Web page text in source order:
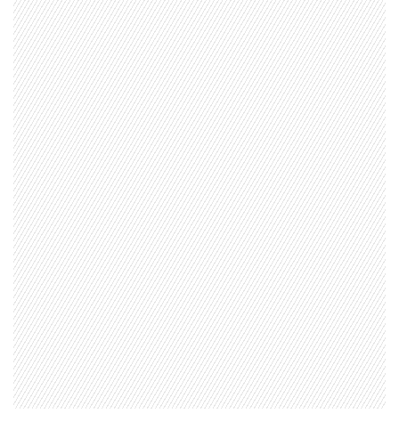
1997 — 2026
© PRISA MEDIA CORP SPA.
Producción musical Cadena Ser, España 2026.
CONTACTO COMERCIAL
Aviso legal
Política de privacidad|Política de Cookies
Configuración de Cookies